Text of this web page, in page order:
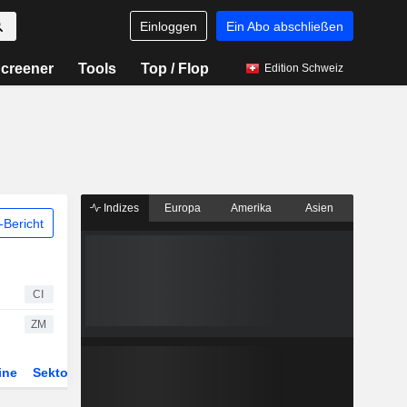
Einloggen Ein Abo abschließen
Tools Top / Flop Edition Schweiz
Bericht
CI
ZM
Sektor
Indizes Europa Amerika Asien